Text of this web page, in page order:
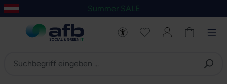
Hauptinhalt springen
Zur Navigation der B2B-Plattform springen
Summer SALE